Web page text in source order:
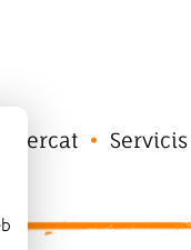
Mercat Servicis